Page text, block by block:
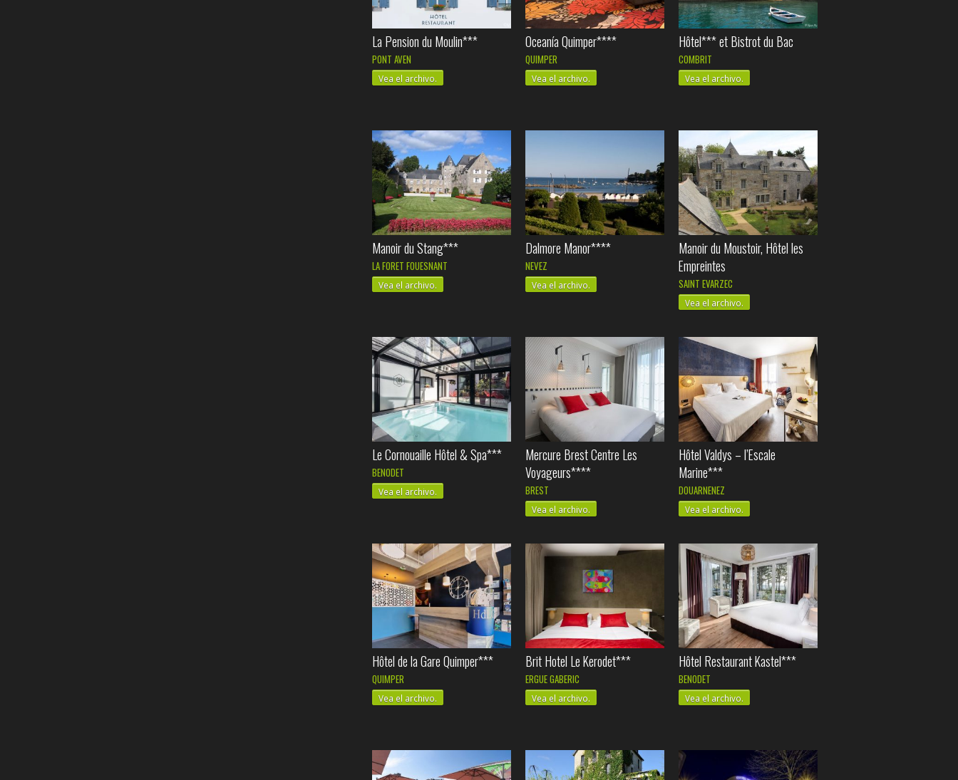
La Pension du Moulin***
PONT AVEN
Vea el archivo.
Oceanía Quimper****
QUIMPER
Vea el archivo.
Hôtel*** et Bistrot du Bac
COMBRIT
Vea el archivo.
Manoir du Stang***
LA FORET FOUESNANT
Vea el archivo.
Dalmore Manor****
NEVEZ
Vea el archivo.
Manoir du Moustoir, Hôtel les
Empreintes
SAINT EVARZEC
Vea el archivo.
Le Cornouaille Hôtel & Spa***
BENODET
Vea el archivo.
Mercure Brest Centre Les
Voyageurs****
BREST
Vea el archivo.
Hôtel Valdys – l’Escale
Marine***
DOUARNENEZ
Vea el archivo.
Hôtel de la Gare Quimper***
QUIMPER
Vea el archivo.
Brit Hotel Le Kerodet***
ERGUE GABERIC
Vea el archivo.
Hôtel Restaurant Kastel***
BENODET
Vea el archivo.